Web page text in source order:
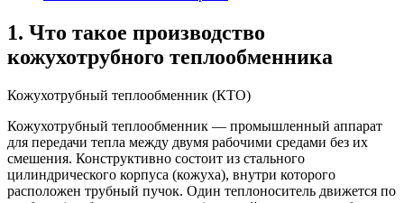
1. Что такое производство
кожухотрубного теплообменника
Кожухотрубный теплообменник (КТО)
Кожухотрубный теплообменник — промышленный аппарат
для передачи тепла между двумя рабочими средами без их
смешения. Конструктивно состоит из стального
цилиндрического корпуса (кожуха), внутри которого
расположен трубный пучок. Один теплоноситель движется по